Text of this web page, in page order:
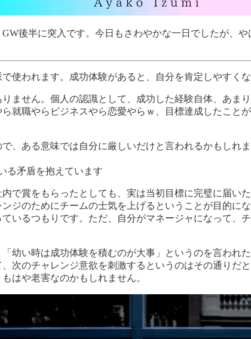
後半に突入です。今日もさわやかな一日でしたが、
使われます。成功体験があると、自分を肯定しやすく
ません。個人の認識として、成功した経験自体、あ
就職やらビジネスやら恋愛やらｗ、目標達成したことが
、ある意味では自分に厳しいだけと言われるかもし
る矛盾を抱えています
で賞をもらったとしても、実は当初目標に完璧に届い
ジのためにチームの士気を上げるということが目的
いるつもりです。ただ、自分がマネージャになって、
幼い時は成功体験を積むのが大事」というのを言わ
次のチャレンジ意欲を刺激するというのはその通り
はや老害なのかもしれません。